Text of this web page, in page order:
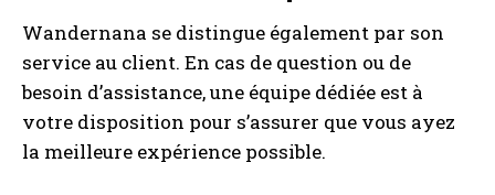
Wandernana se distingue également par son
service au client. En cas de question ou de
besoin d’assistance, une équipe dédiée est à
votre disposition pour s’assurer que vous ayez
la meilleure expérience possible.